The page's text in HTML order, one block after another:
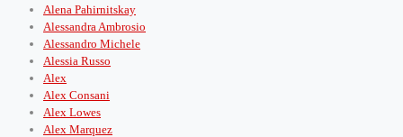
Alena Pahirnitskay
Alessandra Ambrosio
Alessandro Michele
Alessia Russo
Alex
Alex Consani
Alex Lowes
Alex Marquez